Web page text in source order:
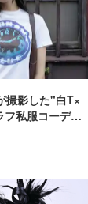
撮影した"白T×
私服コーデを